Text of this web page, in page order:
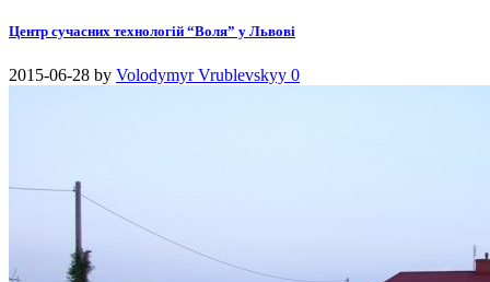
Центр сучасних технологій “Воля” у Львові
2015-06-28 by Volodymyr Vrublevskyy 0